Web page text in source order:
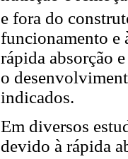
e fora do
funcionamento e
rápida absorção
o
indicados.
Em diversos
devido à rápida